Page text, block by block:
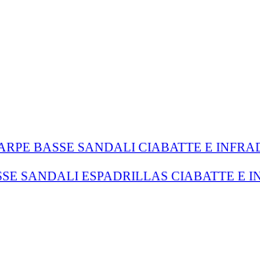
BASSE SANDALI CIABATTE E
SANDALI ESPADRILLAS CIABATTE E